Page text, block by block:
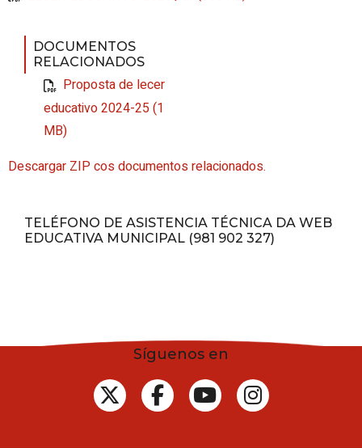
DOCUMENTOS
RELACIONADOS
Proposta de lecer
educativo 2024-25 (1
MB)
Descargar ZIP cos documentos relacionados.
TELÉFONO DE ASISTENCIA TÉCNICA DA WEB
EDUCATIVA MUNICIPAL (981 902 327)
Síguenos en